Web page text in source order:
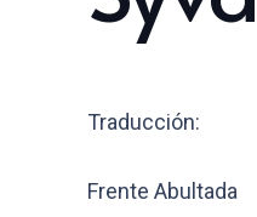
Traducción:
Frente Abultada